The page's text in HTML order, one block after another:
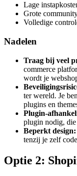
Lage
Grote
Volledige
Nadelen
Traag bij veel
commerce
wordt je
ter wereld. Je
plugins en
Plugin-
plugin nodig,
Beperkt design:
tenzij je zelf
Optie 2: